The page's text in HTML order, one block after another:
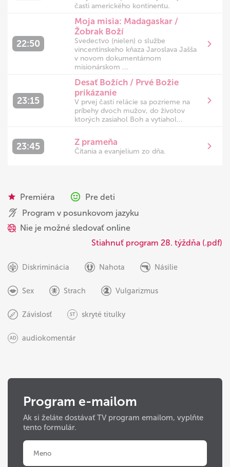
časti amerického kontinentu.
22:50
Moja misia: Madagaskar /
Žobrak Boží
Svedectvo (nielen) o službe
vincentínskeho kňaza Jaroslava Jašša
v novom dokumentárnom
misionárskom ...
23:15
Desať Božích / Prvé Božie
prikázanie
V prvej časti relácie sa pozrieme na
príbehy dvoch mužov, do životov
ktorých zasiahol Boh a vytiahol...
23:45 Z prameňa
Čítania a evanjelium zo dňa.
Premiéra
Pre deti
Program v posunkovom jazyku
Nie je možné sledovať online
Stiahnuť program 28. týždňa (.pdf)
Diskriminácia Nahota Násilie
Sex Strach Vulgarizmus
Závislosť ST skryté titulky
AD audiokomentár
Program e-mailom
Ak si želáte dostávať TV program emailom, vyplňte
tento formulár.